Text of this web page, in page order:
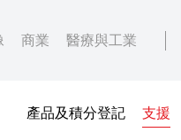
商業 醫療與工業
產品及積分登記 支援